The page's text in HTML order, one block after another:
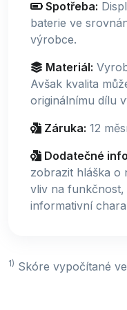
Spotřeba:
baterie ve
výrobce.
Materiál:
Avšak kvalita
originálnímu dílu
Záruka: 12
Dodatečné
zobrazit hláška o
vliv na funkčnost,
informativní
1) Skóre vypočítané